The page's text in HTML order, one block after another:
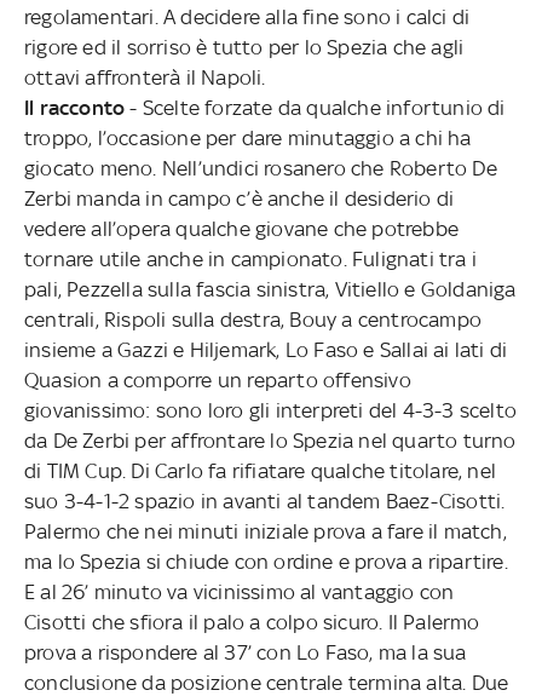
regolamentari. A decidere alla fine sono i calci di
rigore ed il sorriso è tutto per lo Spezia che agli
ottavi affronterà il Napoli.
Il racconto - Scelte forzate da qualche infortunio di
troppo, l’occasione per dare minutaggio a chi ha
giocato meno. Nell’undici rosanero che Roberto De
Zerbi manda in campo c’è anche il desiderio di
vedere all’opera qualche giovane che potrebbe
tornare utile anche in campionato. Fulignati tra i
pali, Pezzella sulla fascia sinistra, Vitiello e Goldaniga
centrali, Rispoli sulla destra, Bouy a centrocampo
insieme a Gazzi e Hiljemark, Lo Faso e Sallai ai lati di
Quasion a comporre un reparto offensivo
giovanissimo: sono loro gli interpreti del 4-3-3 scelto
da De Zerbi per affrontare lo Spezia nel quarto turno
di TIM Cup. Di Carlo fa rifiatare qualche titolare, nel
suo 3-4-1-2 spazio in avanti al tandem Baez-Cisotti.
Palermo che nei minuti iniziale prova a fare il match,
ma lo Spezia si chiude con ordine e prova a ripartire.
E al 26’ minuto va vicinissimo al vantaggio con
Cisotti che sfiora il palo a colpo sicuro. Il Palermo
prova a rispondere al 37’ con Lo Faso, ma la sua
conclusione da posizione centrale termina alta. Due